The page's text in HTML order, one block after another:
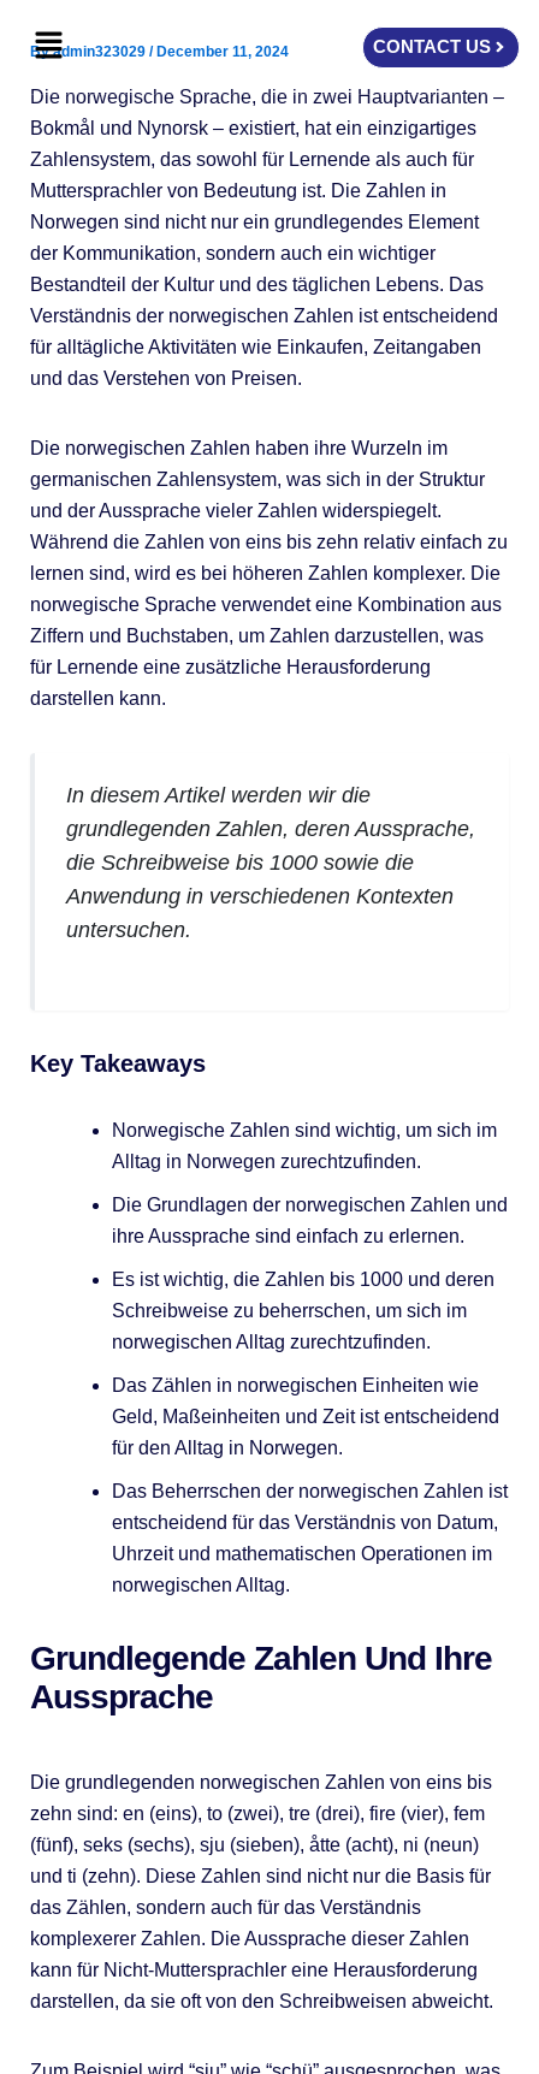
Menu CONTACT US
Byadmin323029 /December 11, 2024
Die norwegische Sprache, die in zwei Hauptvarianten –
Bokmål und Nynorsk – existiert, hat ein einzigartiges
Zahlensystem, das sowohl für Lernende als auch für
Muttersprachler von Bedeutung ist. Die Zahlen in
Norwegen sind nicht nur ein grundlegendes Element
der Kommunikation, sondern auch ein wichtiger
Bestandteil der Kultur und des täglichen Lebens. Das
Verständnis der norwegischen Zahlen ist entscheidend
für alltägliche Aktivitäten wie Einkaufen, Zeitangaben
und das Verstehen von Preisen.
Die norwegischen Zahlen haben ihre Wurzeln im
germanischen Zahlensystem, was sich in der Struktur
und der Aussprache vieler Zahlen widerspiegelt.
Während die Zahlen von eins bis zehn relativ einfach zu
lernen sind, wird es bei höheren Zahlen komplexer. Die
norwegische Sprache verwendet eine Kombination aus
Ziffern und Buchstaben, um Zahlen darzustellen, was
für Lernende eine zusätzliche Herausforderung
darstellen kann.
In diesem Artikel werden wir die
grundlegenden Zahlen, deren Aussprache,
die Schreibweise bis 1000 sowie die
Anwendung in verschiedenen Kontexten
untersuchen.
Key Takeaways
Norwegische Zahlen sind wichtig, um sich im
Alltag in Norwegen zurechtzufinden.
Die Grundlagen der norwegischen Zahlen und
ihre Aussprache sind einfach zu erlernen.
Es ist wichtig, die Zahlen bis 1000 und deren
Schreibweise zu beherrschen, um sich im
norwegischen Alltag zurechtzufinden.
Das Zählen in norwegischen Einheiten wie
Geld, Maßeinheiten und Zeit ist entscheidend
für den Alltag in Norwegen.
Das Beherrschen der norwegischen Zahlen ist
entscheidend für das Verständnis von Datum,
Uhrzeit und mathematischen Operationen im
norwegischen Alltag.
Grundlegende Zahlen Und Ihre
Aussprache
Die grundlegenden norwegischen Zahlen von eins bis
zehn sind: en (eins), to (zwei), tre (drei), fire (vier), fem
(fünf), seks (sechs), sju (sieben), åtte (acht), ni (neun)
und ti (zehn). Diese Zahlen sind nicht nur die Basis für
das Zählen, sondern auch für das Verständnis
komplexerer Zahlen. Die Aussprache dieser Zahlen
kann für Nicht-Muttersprachler eine Herausforderung
darstellen, da sie oft von den Schreibweisen abweicht.